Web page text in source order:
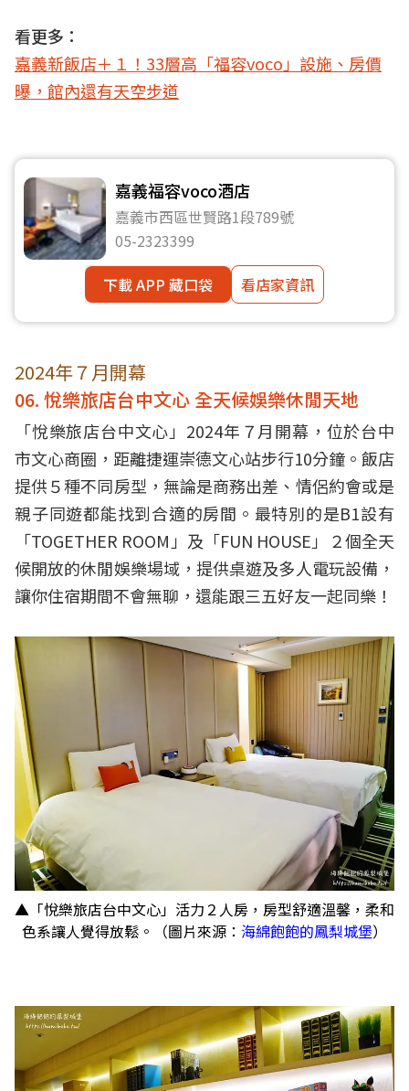
看更多：
嘉義新飯店＋１！33層高「福容voco」設施、房價
曝，館內還有天空步道
嘉義福容voco酒店
嘉義市西區世賢路1段789號
05-2323399
下載 APP 藏口袋
看店家資訊
2024年７月開幕
06. 悅樂旅店台中文心 全天候娛樂休閒天地
「悅樂旅店台中文心」2024年７月開幕，位於台中
市文心商圈，距離捷運崇德文心站步行10分鐘。飯店
提供５種不同房型，無論是商務出差、情侶約會或是
親子同遊都能找到合適的房間。最特別的是B1設有
「TOGETHER ROOM」及「FUN HOUSE」２個全天
候開放的休閒娛樂場域，提供桌遊及多人電玩設備，
讓你住宿期間不會無聊，還能跟三五好友一起同樂！
▲「悅樂旅店台中文心」活力２人房，房型舒適溫馨，柔和
色系讓人覺得放鬆。（圖片來源： 海綿飽飽的鳳梨城堡）